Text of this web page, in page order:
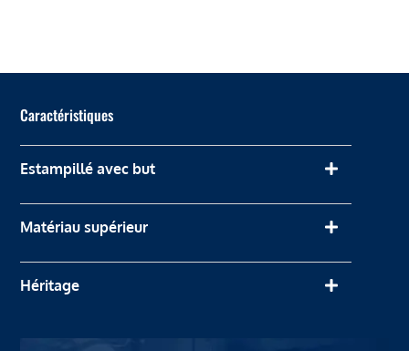
Caractéristiques
Estampillé avec but
Matériau supérieur
Héritage